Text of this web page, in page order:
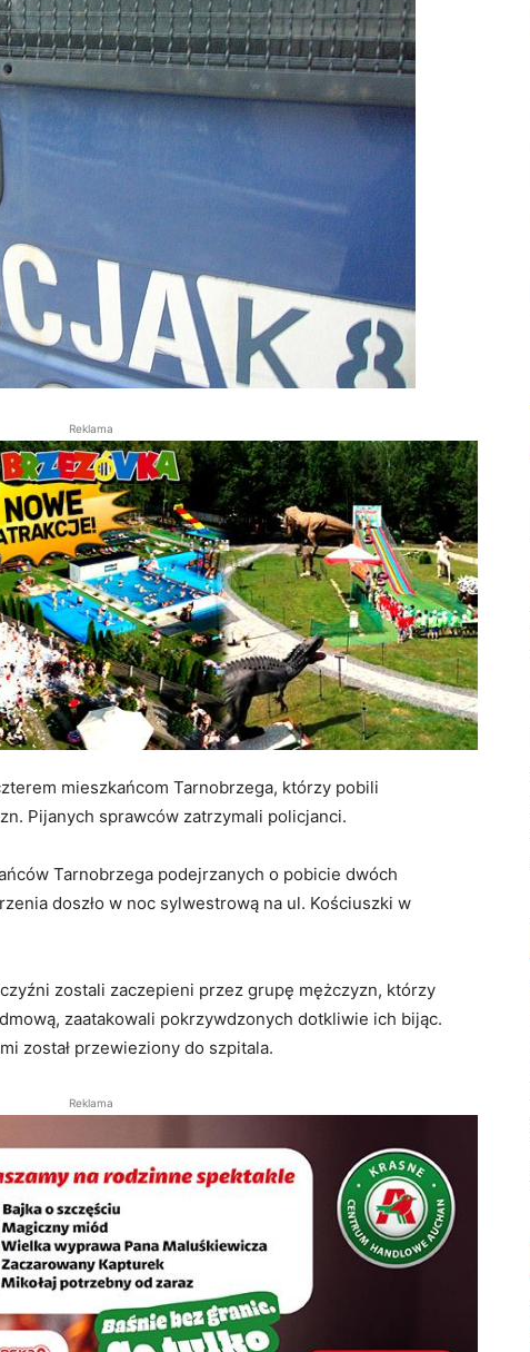
Reklama
mieszkańcom Tarnobrzega, którzy pobili
Pijanych sprawców zatrzymali policjanci.
Tarnobrzega podejrzanych o pobicie dwóch
doszło w noc sylwestrową na ul. Kościuszki w
zostali zaczepieni przez grupę mężczyzn, którzy
zaatakowali pokrzywdzonych dotkliwie ich bijąc.
został przewieziony do szpitala.
Reklama